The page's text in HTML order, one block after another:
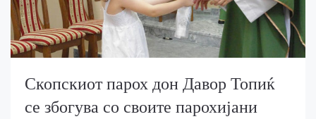
Скопскиот парох дон Давор Топиќ
се збогува со своите парохијани